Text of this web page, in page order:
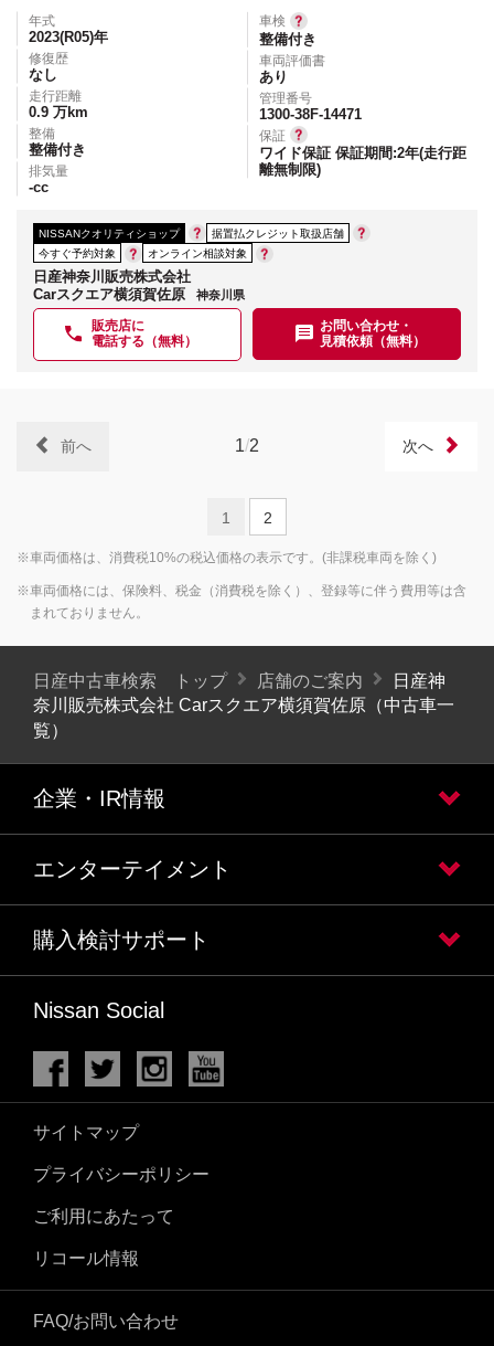
年式
2023(R05)年
修復歴
なし
走行距離
0.9 万km
整備
整備付き
排気量
-cc
車検
整備付き
車両評価書
あり
管理番号
1300-38F-14471
保証
ワイド保証 保証期間:2年(走行距
離無制限)
NISSANクオリティショップ
据置払クレジット取扱店舗
今すぐ予約対象
オンライン相談対象
日産神奈川販売株式会社
Carスクエア横須賀佐原
神奈川県
販売店に
電話する（無料）
お問い合わせ・
見積依頼（無料）
1/2
前へ 次へ
1 2
※車両価格は、消費税10%の税込価格の表示です。(非課税車両を除く)
※車両価格には、保険料、税金（消費税を除く）、登録等に伴う費用等は含
まれておりません。
日産中古車検索 トップ 店舗のご案内
日産神
奈川販売株式会社 Carスクエア横須賀佐原（中古車一
覧）
企業・IR情報
エンターテイメント
購入検討サポート
Nissan Social
サイトマップ
プライバシーポリシー
ご利用にあたって
リコール情報
FAQ/お問い合わせ